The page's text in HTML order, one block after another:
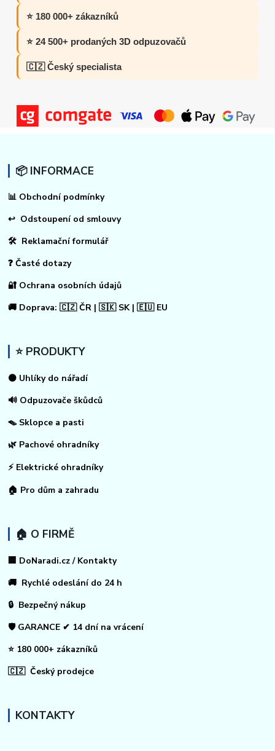
⭐ 180 000+ zákazníků
⭐ 24 500+ prodaných 3D odpuzovačů
🇨🇿 Český specialista
📦 INFORMACE
📊 Obchodní podmínky
↩ Odstoupení od smlouvy
🛠 Reklamační formulář
❓ Časté dotazy
🔐 Ochrana osobních údajů
🚚 Doprava: 🇨🇿 ČR | 🇸🇰 SK | 🇪🇺 EU
⭐ PRODUKTY
⚫ Uhlíky do nářadí
🔊 Odpuzovače škůdců
🪤 Sklopce a pasti
🌿 Pachové ohradníky
⚡ Elektrické ohradníky
🏠 Pro dům a zahradu
🏠 O FIRMĚ
🏢 DoNaradi.cz / Kontakty
🚚 Rychlé odeslání do 24 h
🔒 Bezpečný nákup
🛡️ GARANCE ✔ 14 dní na vrácení
⭐ 180 000+ zákazníků
🇨🇿 Český prodejce
KONTAKTY